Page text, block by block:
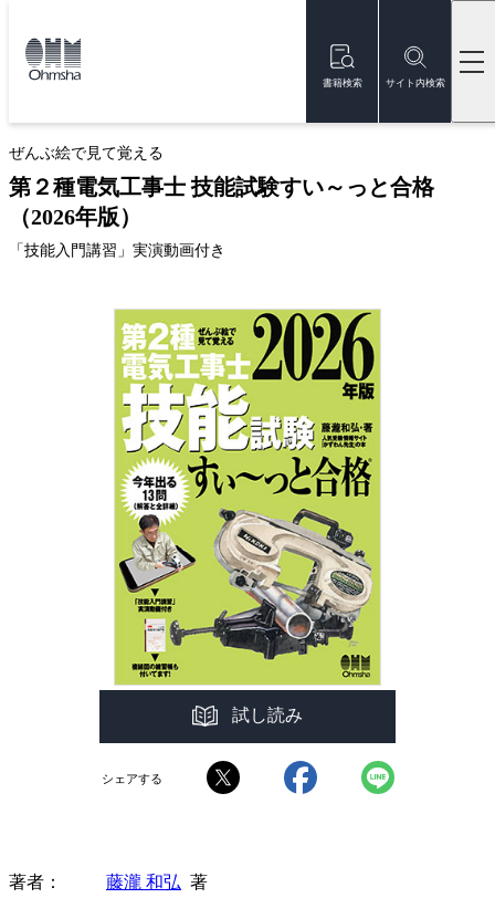
書籍検索 サイト内検索
トップ
ぜんぶ絵で見て覚える
第２種電気工事士 技能試験すい～っと合格
（2026年版）
「技能入門講習」実演動画付き
試し読み
シェアする
著者 藤瀧 和弘 著